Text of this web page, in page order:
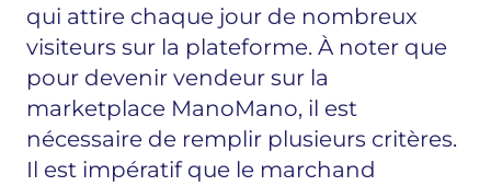
qui attire chaque jour de nombreux
visiteurs sur la plateforme. À noter que
pour devenir vendeur sur la
marketplace ManoMano, il est
nécessaire de remplir plusieurs critères.
Il est impératif que le marchand